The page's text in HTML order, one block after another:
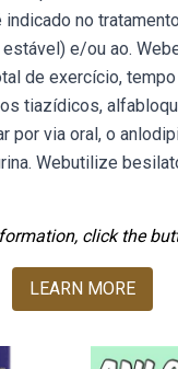
no
e/ou ao.
de exercício,
tiazídicos,
por via oral, o
Webutilize
click the
LEARN MORE